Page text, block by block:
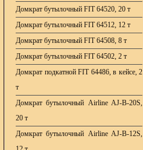
Домкрат бутылочный FIT 64520, 20 т
Домкрат бутылочный FIT 64512, 12 т
Домкрат бутылочный FIT 64508, 8 т
Домкрат бутылочный FIT 64502, 2 т
Домкрат подкатной FIT 64486, в кейсе, 2
т
Домкрат бутылочный Airline AJ-B-20S,
20 т
Домкрат бутылочный Airline AJ-B-12S,